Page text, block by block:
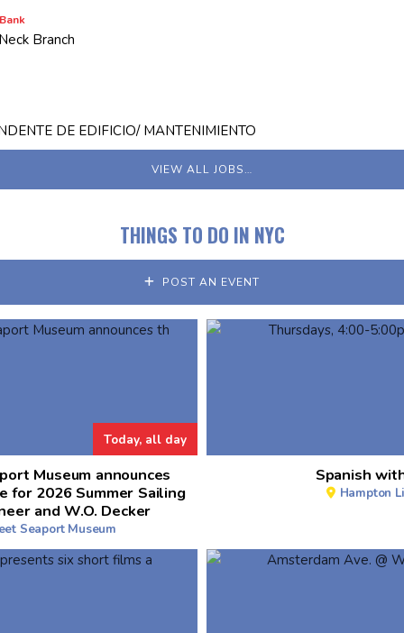
Branch
DE EDIFICIO/ MANTENIMIENTO
VIEW ALL JOBS…
THINGS TO DO IN NYC
POST AN EVENT
Today, all day
Museum announces
for 2026 Summer Sailing
and W.O. Decker
Seaport Museum
Spanish
Hampton